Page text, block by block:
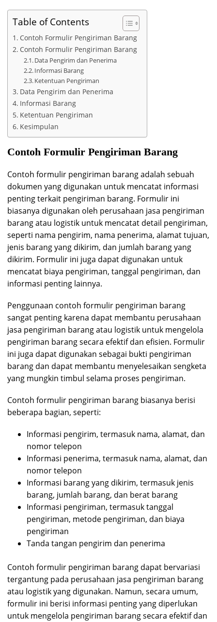
Table of Contents
Contoh Formulir Pengiriman Barang
Contoh Formulir Pengiriman Barang
Data Pengirim dan Penerima
Informasi Barang
Ketentuan Pengiriman
Data Pengirim dan Penerima
Informasi Barang
Ketentuan Pengiriman
Kesimpulan
Contoh Formulir Pengiriman Barang
Contoh formulir pengiriman barang adalah sebuah
dokumen yang digunakan untuk mencatat informasi
penting terkait pengiriman barang. Formulir ini
biasanya digunakan oleh perusahaan jasa pengiriman
barang atau logistik untuk mencatat detail pengiriman,
seperti nama pengirim, nama penerima, alamat tujuan,
jenis barang yang dikirim, dan jumlah barang yang
dikirim. Formulir ini juga dapat digunakan untuk
mencatat biaya pengiriman, tanggal pengiriman, dan
informasi penting lainnya.
Penggunaan contoh formulir pengiriman barang
sangat penting karena dapat membantu perusahaan
jasa pengiriman barang atau logistik untuk mengelola
pengiriman barang secara efektif dan efisien. Formulir
ini juga dapat digunakan sebagai bukti pengiriman
barang dan dapat membantu menyelesaikan sengketa
yang mungkin timbul selama proses pengiriman.
Contoh formulir pengiriman barang biasanya berisi
beberapa bagian, seperti:
Informasi pengirim, termasuk nama, alamat, dan
nomor telepon
Informasi penerima, termasuk nama, alamat, dan
nomor telepon
Informasi barang yang dikirim, termasuk jenis
barang, jumlah barang, dan berat barang
Informasi pengiriman, termasuk tanggal
pengiriman, metode pengiriman, dan biaya
pengiriman
Tanda tangan pengirim dan penerima
Contoh formulir pengiriman barang dapat bervariasi
tergantung pada perusahaan jasa pengiriman barang
atau logistik yang digunakan. Namun, secara umum,
formulir ini berisi informasi penting yang diperlukan
untuk mengelola pengiriman barang secara efektif dan